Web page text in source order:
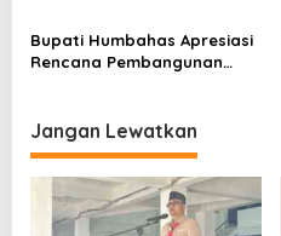
Bupati Humbahas Apresiasi
Rencana Pembangunan
Jangan Lewatkan